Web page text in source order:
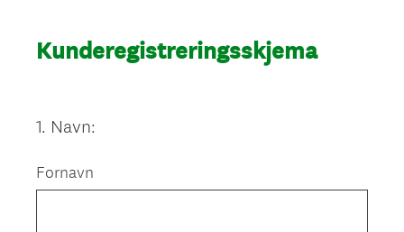
Kunderegistreringsskjema
Question
1. Navn:
Fornavn